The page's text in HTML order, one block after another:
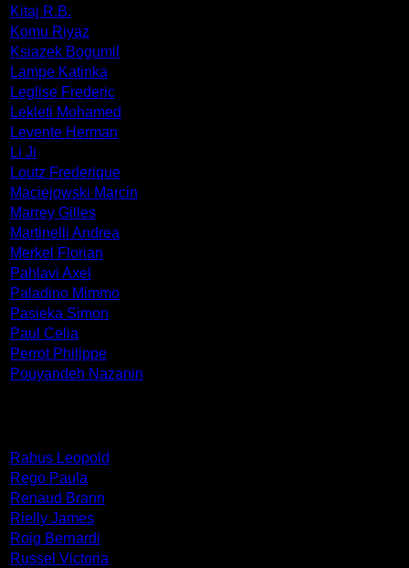
Kitaj R.B.
Komu Riyaz
Ksiazek Bogumil
Lampe Katinka
Leglise Frederic
Lekleti Mohamed
Levente Herman
Li Ji
Loutz Frederique
Maciejowski Marcin
Marrey Gilles
Martinelli Andrea
Merkel Florian
Pahlavi Axel
Paladino Mimmo
Pasieka Simon
Paul Celia
Perrot Philippe
Pouyandeh Nazanin
Rabus Leopold
Rego Paula
Renaud Brann
Rielly James
Roig Bernardi
Russel Victoria